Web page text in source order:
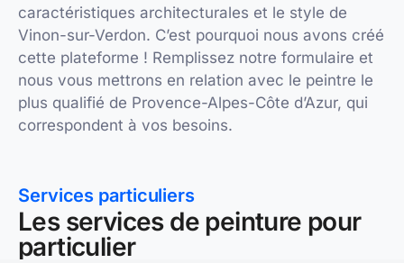
caractéristiques architecturales et le style de
Vinon-sur-Verdon. C’est pourquoi nous avons créé
cette plateforme ! Remplissez notre formulaire et
nous vous mettrons en relation avec le peintre le
plus qualifié de Provence-Alpes-Côte d’Azur, qui
correspondent à vos besoins.
Services particuliers
Les services de peinture pour
particulier